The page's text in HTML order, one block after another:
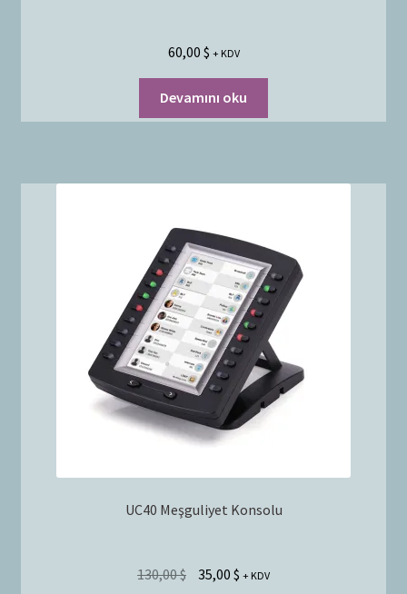
60,00 $ + KDV
Devamını oku
UC40 Meşguliyet Konsolu
130,00$ 35,00 $ + KDV